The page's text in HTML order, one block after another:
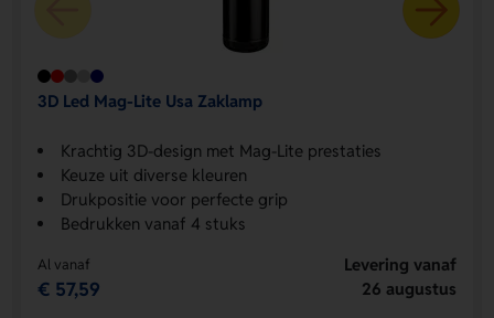
3D Led Mag-Lite Usa Zaklamp
Krachtig 3D-design met Mag-Lite prestaties
Keuze uit diverse kleuren
Drukpositie voor perfecte grip
Bedrukken vanaf 4 stuks
Al vanaf
€ 57,59
Levering vanaf
26 augustus